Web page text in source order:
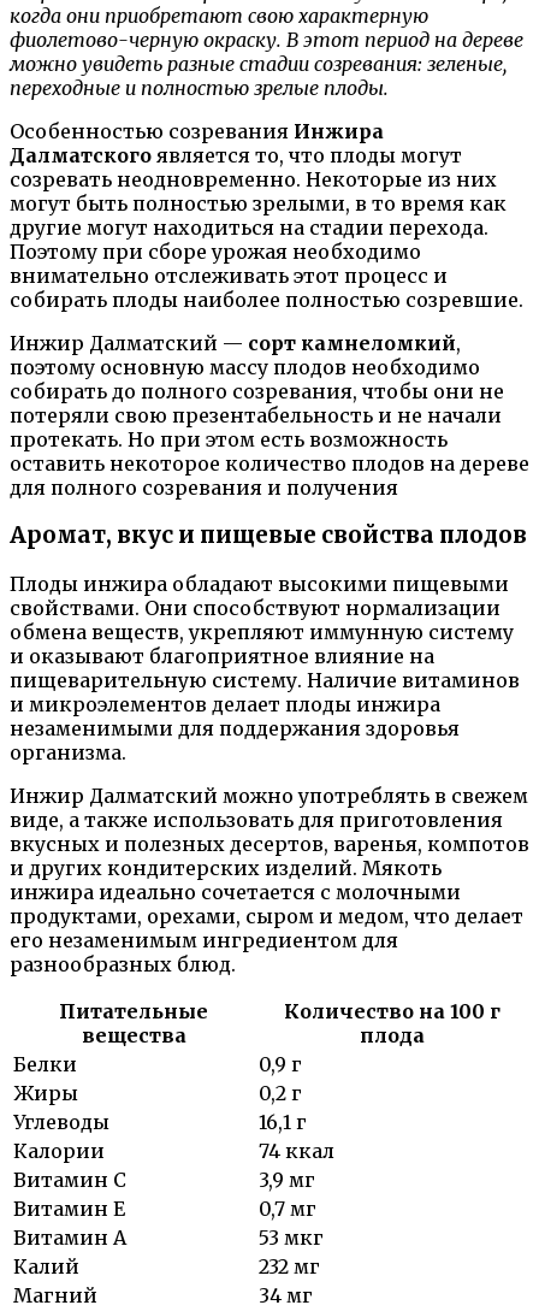
когда они приобретают свою характерную
фиолетово-черную окраску. В этот период на дереве
можно увидеть разные стадии созревания: зеленые,
переходные и полностью зрелые плоды.
Особенностью созревания Инжира
Далматского является то, что плоды могут
созревать неодновременно. Некоторые из них
могут быть полностью зрелыми, в то время как
другие могут находиться на стадии перехода.
Поэтому при сборе урожая необходимо
внимательно отслеживать этот процесс и
собирать плоды наиболее полностью созревшие.
Инжир Далматский — сорт камнеломкий,
поэтому основную массу плодов необходимо
собирать до полного созревания, чтобы они не
потеряли свою презентабельность и не начали
протекать. Но при этом есть возможность
оставить некоторое количество плодов на дереве
для полного созревания и получения
Аромат, вкус и пищевые свойства плодов
Плоды инжира обладают высокими пищевыми
свойствами. Они способствуют нормализации
обмена веществ, укрепляют иммунную систему
и оказывают благоприятное влияние на
пищеварительную систему. Наличие витаминов
и микроэлементов делает плоды инжира
незаменимыми для поддержания здоровья
организма.
Инжир Далматский можно употреблять в свежем
виде, а также использовать для приготовления
вкусных и полезных десертов, варенья, компотов
и других кондитерских изделий. Мякоть
инжира идеально сочетается с молочными
продуктами, орехами, сыром и медом, что делает
его незаменимым ингредиентом для
разнообразных блюд.
Питательные
вещества
Количество на 100 г
плода
Белки
0,9 г
Жиры
0,2 г
Углеводы
16,1 г
Калории
74 ккал
Витамин С
3,9 мг
Витамин Е
0,7 мг
Витамин A
53 мкг
Калий
232 мг
Магний
34 мг